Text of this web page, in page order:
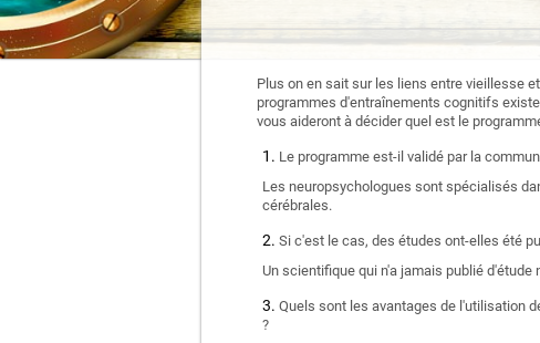
Plus on en sait sur les liens entre vieillesse
programmes d'entraînements cognitifs
vous aideront à décider quel est le
Le programme est-il validé par la
Les neuropsychologues sont spécialisés
cérébrales.
Si c'est le cas, des études ont-elles été
Un scientifique qui n'a jamais publié
Quels sont les avantages de l'utilisation
?